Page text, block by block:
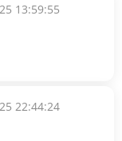
13:59:55
22:44:24